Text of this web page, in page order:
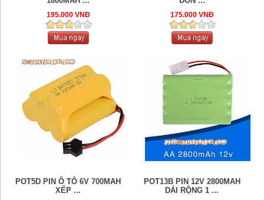
195.000 VNĐ 175.000 VNĐ
POT5D PIN Ô TÔ 6V 700MAH
XẾP ...
POT13B PIN 12V 2800MAH
DẢI RỘNG 1 ...